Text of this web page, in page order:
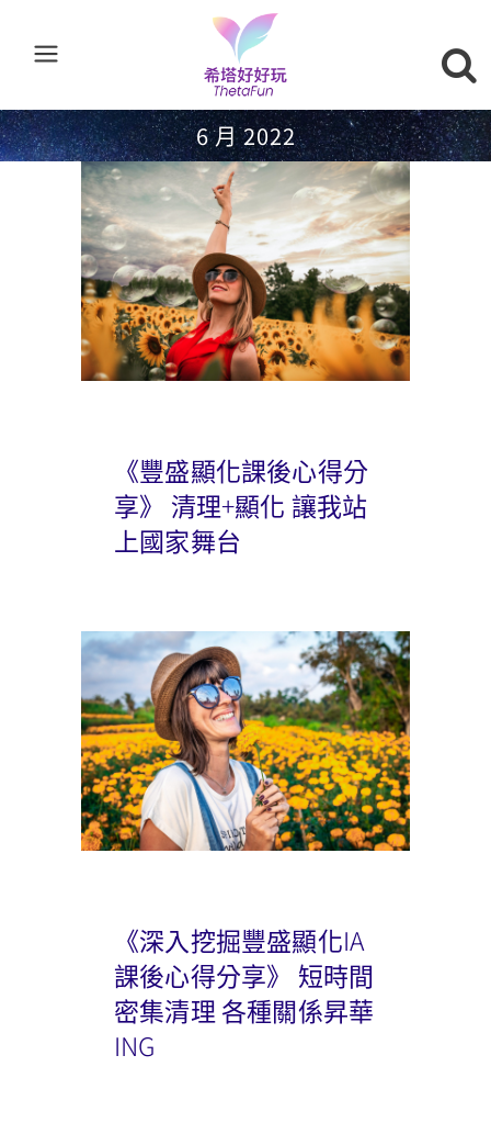
6 月 2022
《豐盛顯化課後心得分
享》 清理+顯化 讓我站
上國家舞台
《深入挖掘豐盛顯化IA
課後心得分享》 短時間
密集清理 各種關係昇華
ING